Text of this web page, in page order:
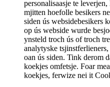
personalisaasje te
mjitten hoefolle besikers
siden ús websidebesikers
op ús webside wurde
ynsteld troch ús of troch
analytyske
oan ús siden. Tink derom
koekjes omfetsje. Foar
koekjes, ferwize nei it